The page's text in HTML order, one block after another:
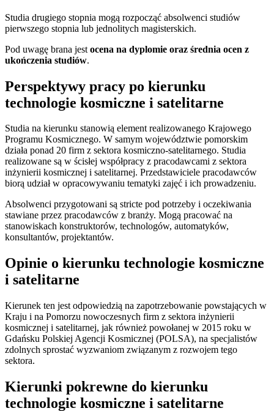
Studia drugiego stopnia mogą rozpocząć absolwenci studiów
pierwszego stopnia lub jednolitych magisterskich.
Pod uwagę brana jest ocena na dyplomie oraz średnia ocen z
ukończenia studiów.
Perspektywy pracy po kierunku
technologie kosmiczne i satelitarne
Studia na kierunku stanowią element realizowanego Krajowego
Programu Kosmicznego. W samym województwie pomorskim
działa ponad 20 firm z sektora kosmiczno-satelitarnego. Studia
realizowane są w ścisłej współpracy z pracodawcami z sektora
inżynierii kosmicznej i satelitarnej. Przedstawiciele pracodawców
biorą udział w opracowywaniu tematyki zajęć i ich prowadzeniu.
Absolwenci przygotowani są stricte pod potrzeby i oczekiwania
stawiane przez pracodawców z branży. Mogą pracować na
stanowiskach konstruktorów, technologów, automatyków,
konsultantów, projektantów.
Opinie o kierunku technologie kosmiczne
i satelitarne
Kierunek ten jest odpowiedzią na zapotrzebowanie powstających w
Kraju i na Pomorzu nowoczesnych firm z sektora inżynierii
kosmicznej i satelitarnej, jak również powołanej w 2015 roku w
Gdańsku Polskiej Agencji Kosmicznej (POLSA), na specjalistów
zdolnych sprostać wyzwaniom związanym z rozwojem tego
sektora.
Kierunki pokrewne do kierunku
technologie kosmiczne i satelitarne